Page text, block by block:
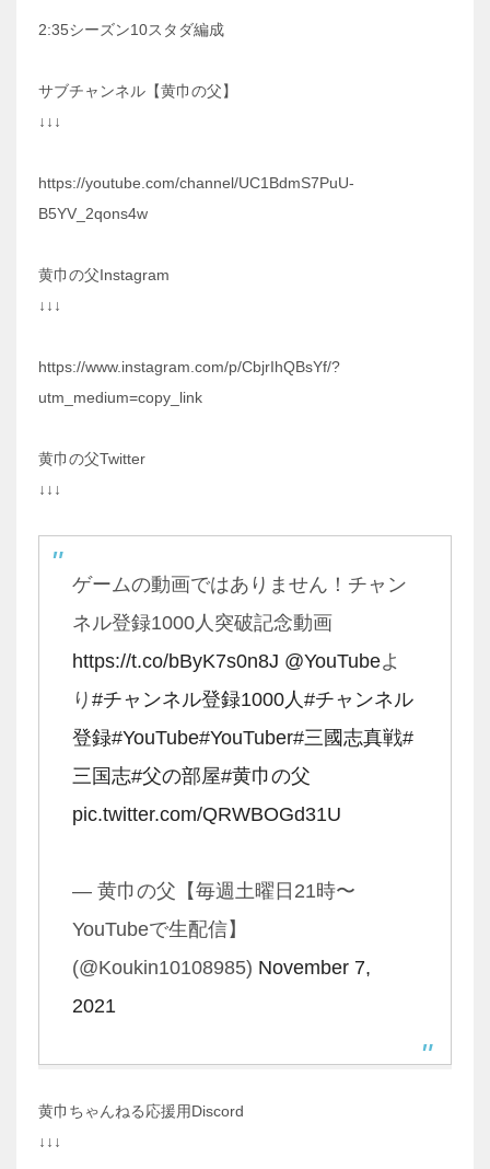
2:35シーズン10スタダ編成
サブチャンネル【黄巾の父】
↓↓↓
https://youtube.com/channel/UC1BdmS7PuU-
B5YV_2qons4w
黄巾の父Instagram
↓↓↓
https://www.instagram.com/p/CbjrIhQBsYf/?
utm_medium=copy_link
黄巾の父Twitter
↓↓↓
ゲームの動画ではありません！チャン
ネル登録1000人突破記念動画
https://t.co/bByK7s0n8J @YouTubeよ
り #チャンネル登録1000人 #チャンネル
登録#YouTube#YouTuber#三國志真戦#
三国志#父の部屋#黄巾の父
pic.twitter.com/QRWBOGd31U
— 黄巾の父【毎週土曜日21時〜
YouTubeで生配信】
(@Koukin10108985) November 7,
2021
黄巾ちゃんねる応援用Discord
↓↓↓